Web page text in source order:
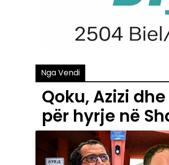
Nga Vendi
Qoku, Azizi
për hyrje në